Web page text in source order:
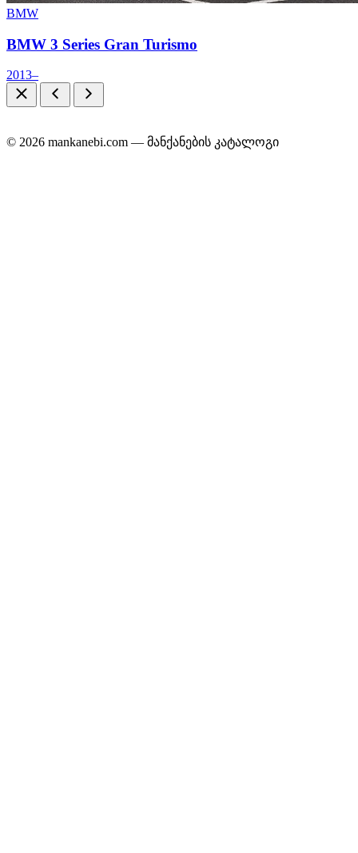
BMW
BMW 3 Series Gran Turismo
2013–
© 2026 mankanebi.com — მანქანების კატალოგი